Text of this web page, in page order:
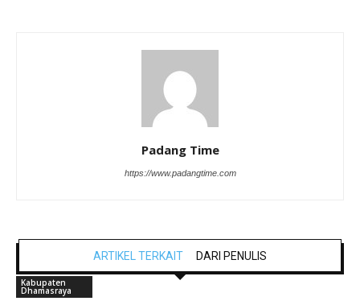
Padang Time
https://www.padangtime.com
ARTIKEL TERKAIT DARI PENULIS
Kabupaten
Dhamasraya